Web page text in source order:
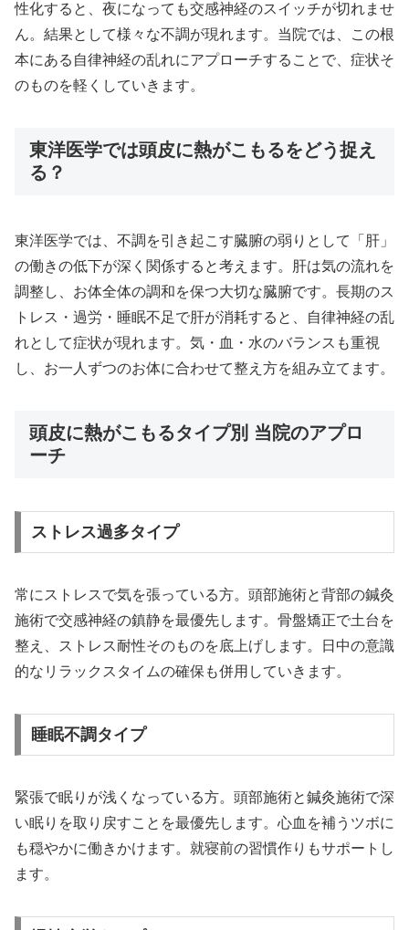
性化すると、夜になっても交感神経のスイッチが切れませ
ん。結果として様々な不調が現れます。当院では、この根
本にある自律神経の乱れにアプローチすることで、症状そ
のものを軽くしていきます。
東洋医学では頭皮に熱がこもるをどう捉え
る？
東洋医学では、不調を引き起こす臓腑の弱りとして「肝」
の働きの低下が深く関係すると考えます。肝は気の流れを
調整し、お体全体の調和を保つ大切な臓腑です。長期のス
トレス・過労・睡眠不足で肝が消耗すると、自律神経の乱
れとして症状が現れます。気・血・水のバランスも重視
し、お一人ずつのお体に合わせて整え方を組み立てます。
頭皮に熱がこもるタイプ別 当院のアプロ
ーチ
ストレス過多タイプ
常にストレスで気を張っている方。頭部施術と背部の鍼灸
施術で交感神経の鎮静を最優先します。骨盤矯正で土台を
整え、ストレス耐性そのものを底上げします。日中の意識
的なリラックスタイムの確保も併用していきます。
睡眠不調タイプ
緊張で眠りが浅くなっている方。頭部施術と鍼灸施術で深
い眠りを取り戻すことを最優先します。心血を補うツボに
も穏やかに働きかけます。就寝前の習慣作りもサポートし
ます。